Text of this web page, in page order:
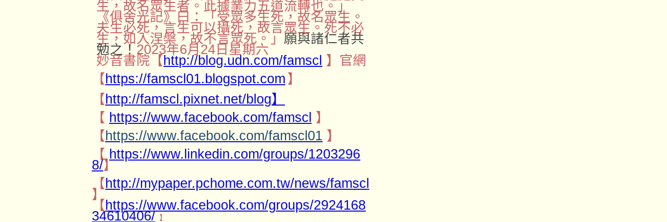
生，故名眾生者。此據業力五道流轉也。」
《俱舍光記》曰：「受眾多生死，故名眾生。
夫生必死，言生可以攝死，故言眾生。死不必
生，如入涅槃，故不言眾死。」 願與諸仁者共
勉之！ 2023年6月 24 日星期六
妙音書院【 http://blog.udn.com/famscl 】官網
【 https://famscl01.blogspot.com 】
【 http://famscl.pixnet.net/blog】
【 https://www.facebook.com/famscl 】
【 https://www.facebook.com/famscl01 】
【 https://www.linkedin.com/groups/1203296
8/】
【 http://mypaper.pchome.com.tw/news/famscl
】
【 https://www.facebook.com/groups/2924168
34610406/ 】